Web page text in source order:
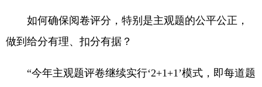
如何确保阅卷评分，特别是主观题的公平公正，
做到给分有理、扣分有据？
“今年主观题评卷继续实行‘2+1+1’模式，即每道题